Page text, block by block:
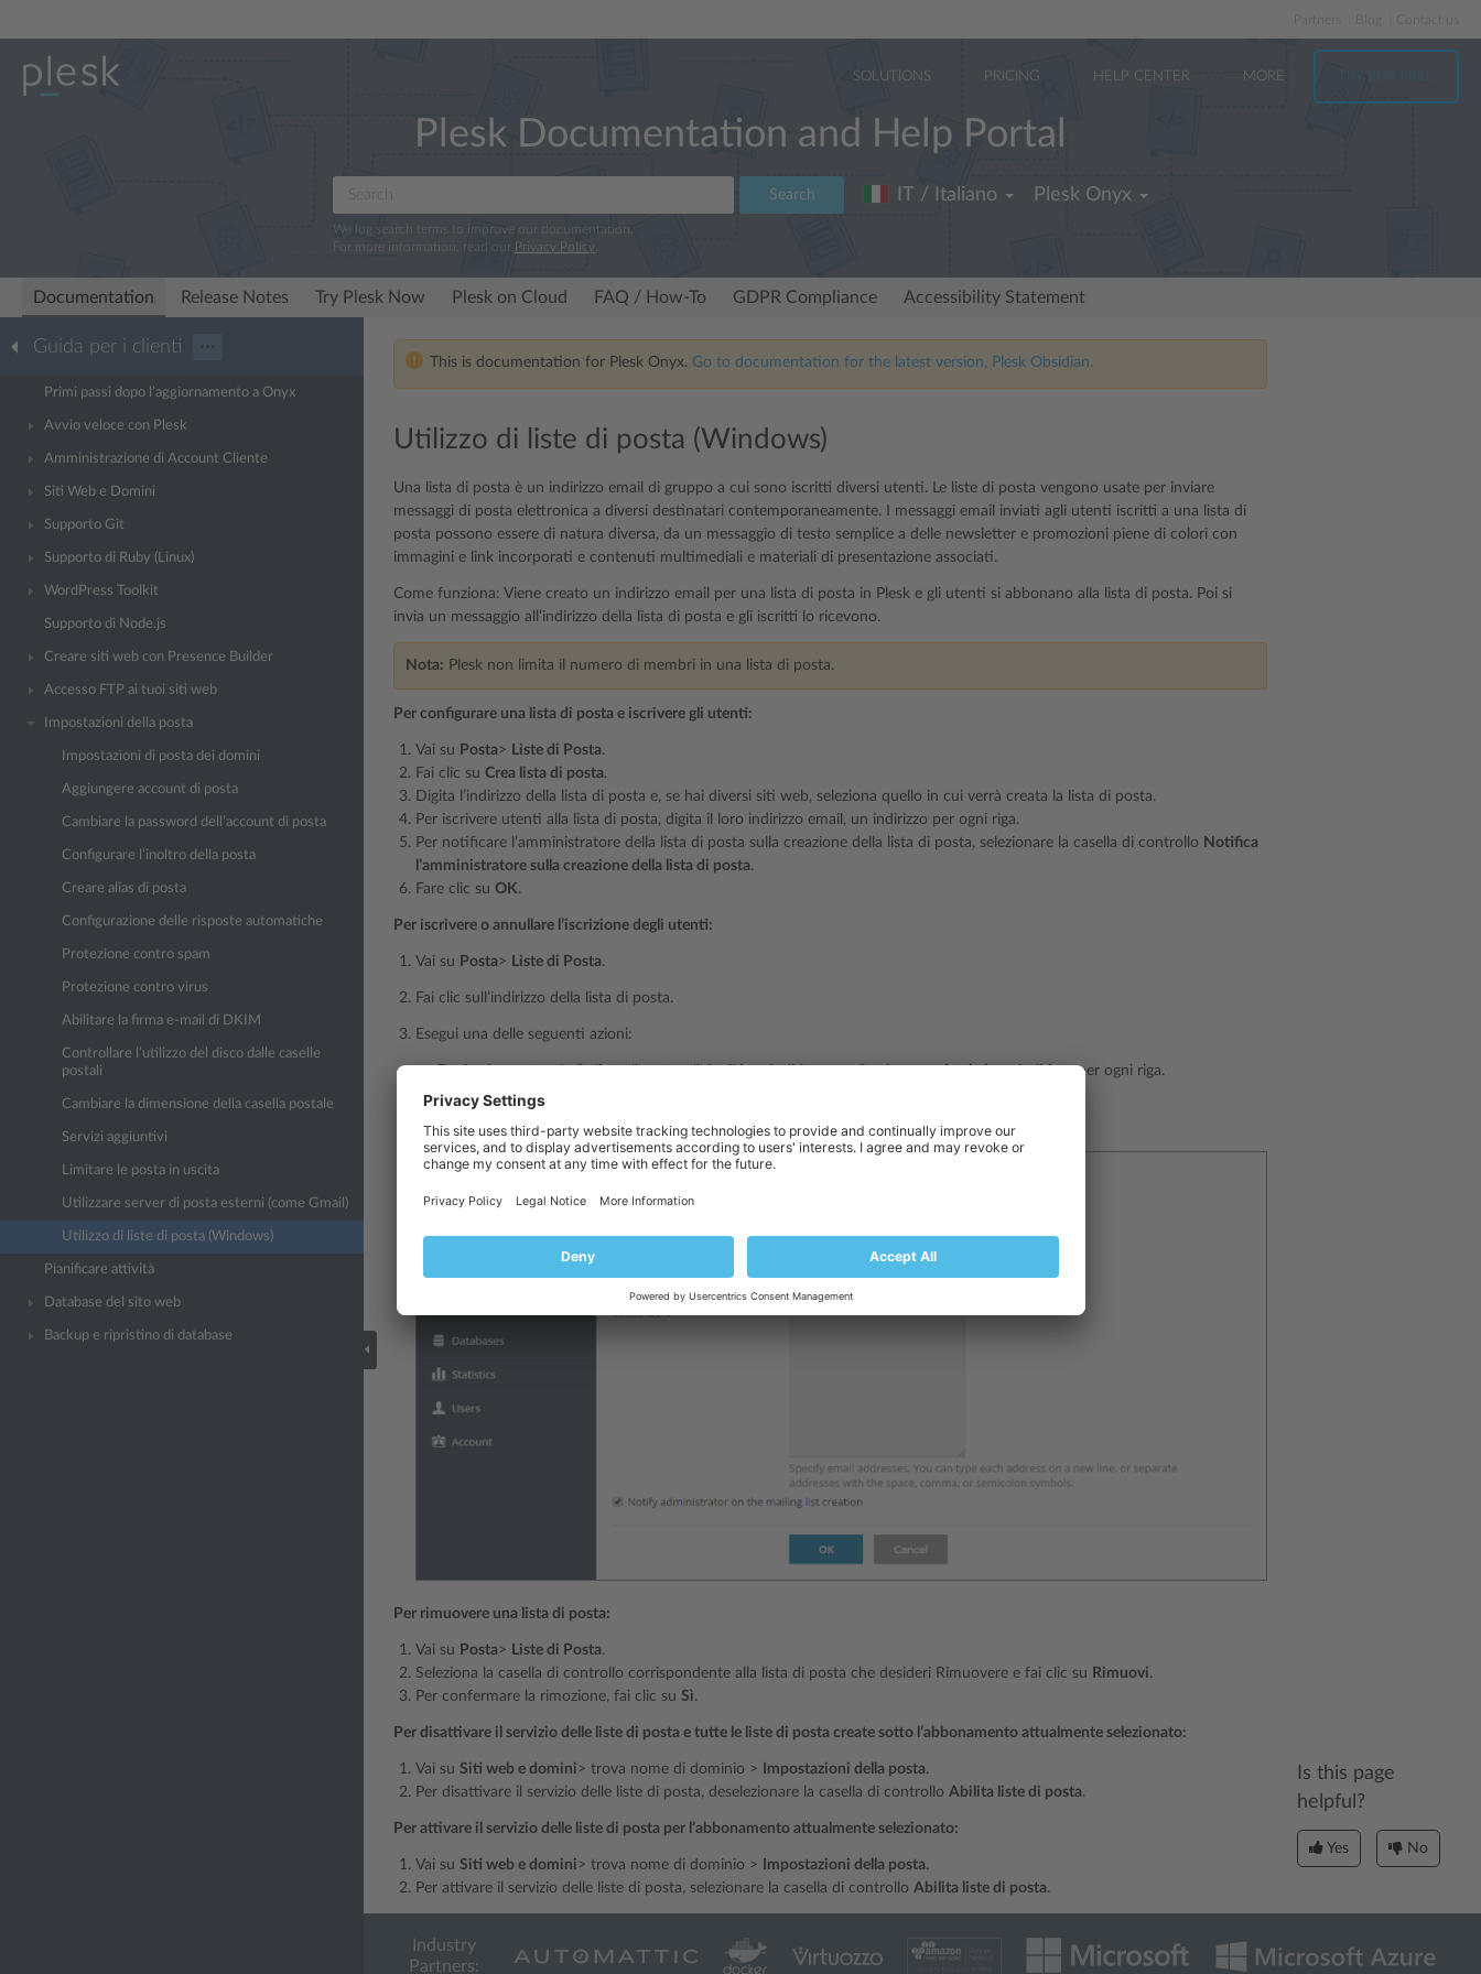
Partners
SOLUTIONS PRICING HELP CENTER MORE TRY FOR FREE
Plesk Documentation and Help Portal
Search
We log search terms to improve our documentation.
For more information, read our Privacy Policy
IT / Italiano Plesk Onyx
Documentation Release Notes Try Plesk Now Plesk on Cloud FAQ / How-To GDPR Compliance Accessibility Statement
Guida per i clienti ···
Primi passi dopo l’aggiornamento a Onyx
Avvio veloce con Plesk
Amministrazione di Account Cliente
Siti Web e Domini
Supporto Git
Supporto di Ruby (Linux)
WordPress Toolkit
Supporto di Node.js
Creare siti web con Presence Builder
Accesso FTP ai tuoi siti web
Impostazioni della posta
Impostazioni di posta dei domini
Aggiungere account di posta
Cambiare la password dell’account di posta
Configurare l’inoltro della posta
Creare alias di posta
Configurazione delle risposte automatiche
Protezione contro spam
Protezione contro virus
Abilitare la firma e-mail di DKIM
Controllare l’utilizzo del disco dalle caselle
postali
Cambiare la dimensione della casella postale
Servizi aggiuntivi
Limitare le posta in uscita
Utilizzare server di posta esterni (come Gmail)
Utilizzo di liste di posta (Windows)
Pianificare attività
Database del sito web
Backup e ripristino di database
This is documentation for Plesk Onyx. Go to documentation for the latest version, Plesk Obsidian.
Utilizzo di liste di posta (Windows)
Una lista di posta è un indirizzo email di gruppo a cui sono iscritti diversi utenti. Le liste di posta vengono usate per inviare
messaggi di posta elettronica a diversi destinatari contemporaneamente. I messaggi email inviati agli utenti iscritti a una lista di
posta possono essere di natura diversa, da un messaggio di testo semplice a delle newsletter e promozioni piene di colori con
immagini e link incorporati e contenuti multimediali e materiali di presentazione associati.
Come funziona: Viene creato un indirizzo email per una lista di posta in Plesk e gli utenti si abbonano alla lista di posta. Poi si
invia un messaggio all’indirizzo della lista di posta e gli iscritti lo ricevono.
Nota: Plesk non limita il numero di membri in una lista di posta.
Per configurare una lista di posta e iscrivere gli utenti:
Vai su Posta> Liste di Posta.
Fai clic su Crea lista di posta.
Digita l’indirizzo della lista di posta e, se hai diversi siti web, seleziona quello in cui verrà creata la lista di posta.
Per iscrivere utenti alla lista di posta, digita il loro indirizzo email, un indirizzo per ogni riga.
Per notificare l’amministratore della lista di posta sulla creazione della lista di posta, selezionare la casella di controllo Notifica
l’amministratore sulla creazione della lista di posta.
Fare clic su OK.
Per iscrivere o annullare l’iscrizione degli utenti:
Vai su Posta> Liste di Posta.
Fai clic sull’indirizzo della lista di posta.
Esegui una delle seguenti azioni:
, un indirizzo per ogni riga.
Per annullare l’iscrizione degli utenti, rimuovi i loro indirizzi dal campo
Per rimuovere una lista di posta:
Vai su Posta> Liste di Posta.
Seleziona la casella di controllo corrispondente alla lista di posta che desideri Rimuovere e fai clic su Rimuovi.
Per confermare la rimozione, fai clic su Sì.
Per disattivare il servizio delle liste di posta e tutte le liste di posta create sotto l’abbonamento attualmente selezionato:
Vai su Siti web e domini> trova nome di dominio > Impostazioni della posta.
Per disattivare il servizio delle liste di posta, deselezionare la casella di controllo Abilita liste di posta.
Per attivare il servizio delle liste di posta per l’abbonamento attualmente selezionato:
Vai su Siti web e domini> trova nome di dominio > Impostazioni della posta.
Per attivare il servizio delle liste di posta, selezionare la casella di controllo Abilita liste di posta.
Is this page
helpful?
Yes No
Industry
Partners: